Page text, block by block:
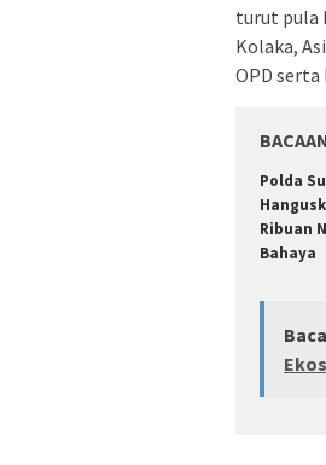
turut pula
Kolaka,
OPD serta
Polda
Ribuan
Bahaya